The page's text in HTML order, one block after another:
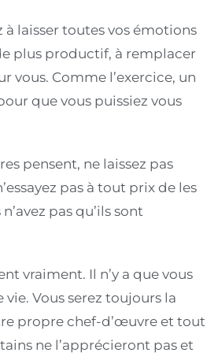
laisser toutes vos émotions
plus productif, à remplacer
vous. Comme l’exercice, un
que vous puissiez vous
pensent, ne laissez pas
pas à tout prix de les
pas qu’ils sont
vraiment. Il n’y a que vous
Vous serez toujours la
propre chef-d’œuvre et tout
ne l’apprécieront pas et